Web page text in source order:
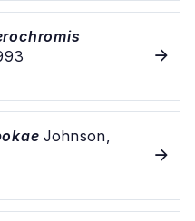
Johnson,